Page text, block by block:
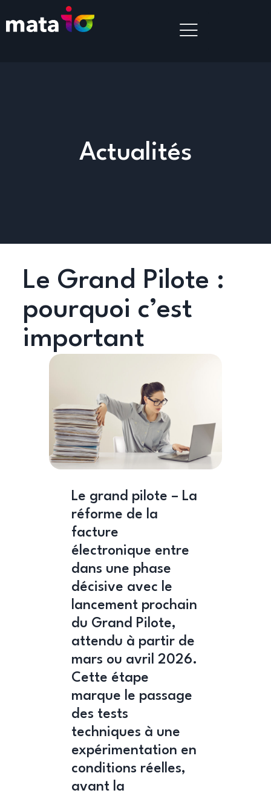
Actualités
Le Grand Pilote :
pourquoi c’est
important
Le grand pilote – La
réforme de la
facture
électronique entre
dans une phase
décisive avec le
lancement prochain
du Grand Pilote,
attendu à partir de
mars ou avril 2026.
Cette étape
marque le passage
des tests
techniques à une
expérimentation en
conditions réelles,
avant la